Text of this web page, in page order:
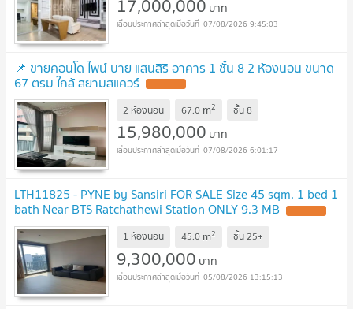
บาท
07/08/2026 9:45:03
📌 ขายคอนโด ไพน์ บาย แสนสิริ อาคาร 1 ชั้น 8 2 ห้องนอน ขนาด
67 ตรม ใกล้ สยามสแควร์
2 ห้องนอน 67.0 m2 ชั้น8
15,980,000 บาท
07/08/2026 6:01:17
LTH11825 - PYNE by Sansiri FOR SALE Size 45 sqm. 1 bed 1
bath Near BTS Ratchathewi Station ONLY 9.3 MB
1 ห้องนอน 45.0 m2 ชั้น25+
9,300,000 บาท
05/08/2026 13:15:13